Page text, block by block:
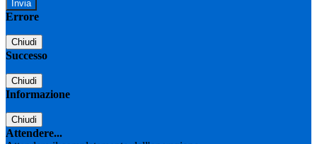
Errore
Chiudi
Successo
Chiudi
Informazione
Chiudi
Attendere...